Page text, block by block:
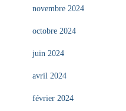
novembre 2024
octobre 2024
juin 2024
avril 2024
février 2024